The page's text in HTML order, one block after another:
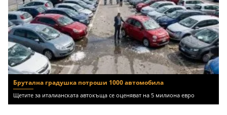
Брутална градушка потроши 1000 автомобила
Щетите за италианската автокъща се оценяват на 5 милиона евро